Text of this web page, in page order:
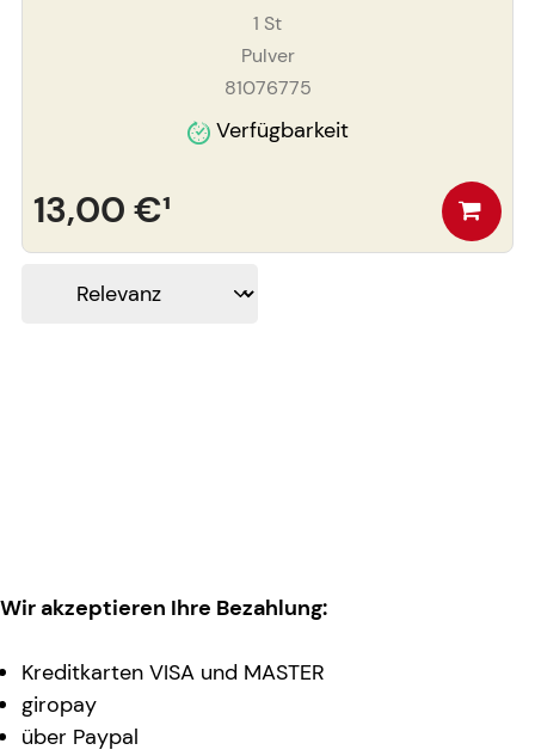
1 St
Pulver
81076775
Verfügbarkeit
13,00 €¹
Wir akzeptieren Ihre Bezahlung:
Kreditkarten VISA und MASTER
giropay
über Paypal